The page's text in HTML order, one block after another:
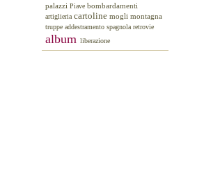
palazzi Piave bombardamenti
artiglieria cartoline mogli montagna
truppe addestramento spagnola retrovie
album liberazione